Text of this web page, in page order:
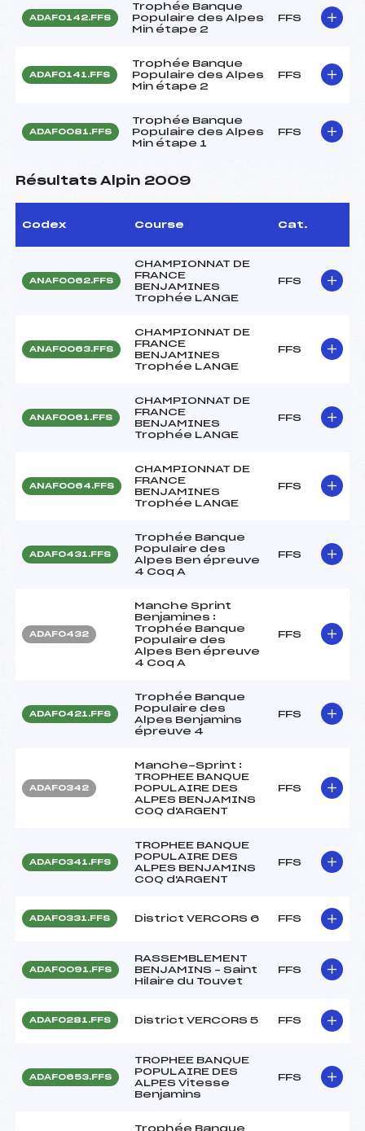
ADAF0142.FFS
Trophée Banque
Populaire des Alpes
Min étape 2
FFS
ADAF0141.FFS
Trophée Banque
Populaire des Alpes
Min étape 2
FFS
ADAF0081.FFS
Trophée Banque
Populaire des Alpes
Min étape 1
FFS
Résultats Alpin 2009
Codex Course Cat.
ANAF0062.FFS
CHAMPIONNAT DE
FRANCE
BENJAMINES
Trophée LANGE
FFS
ANAF0063.FFS
CHAMPIONNAT DE
FRANCE
BENJAMINES
Trophée LANGE
FFS
ANAF0061.FFS
CHAMPIONNAT DE
FRANCE
BENJAMINES
Trophée LANGE
FFS
ANAF0064.FFS
CHAMPIONNAT DE
FRANCE
BENJAMINES
Trophée LANGE
FFS
ADAF0431.FFS
Trophée Banque
Populaire des
Alpes Ben épreuve
4 Coq A
FFS
ADAF0432
Manche Sprint
Benjamines :
Trophée Banque
Populaire des
Alpes Ben épreuve
4 Coq A
FFS
ADAF0421.FFS
Trophée Banque
Populaire des
Alpes Benjamins
épreuve 4
FFS
ADAF0342
Manche-Sprint :
TROPHEE BANQUE
POPULAIRE DES
ALPES BENJAMINS
COQ d'ARGENT
FFS
ADAF0341.FFS
TROPHEE BANQUE
POPULAIRE DES
ALPES BENJAMINS
COQ d'ARGENT
FFS
ADAF0331.FFS District VERCORS 6 FFS
ADAF0091.FFS
RASSEMBLEMENT
BENJAMINS – Saint
Hilaire du Touvet
FFS
ADAF0281.FFS District VERCORS 5 FFS
ADAF0653.FFS
TROPHEE BANQUE
POPULAIRE DES
ALPES Vitesse
Benjamins
FFS
Trophée Banque